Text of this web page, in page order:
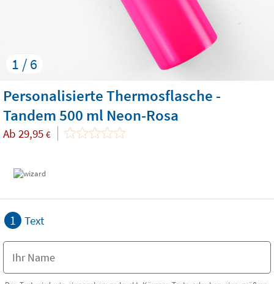
1 / 6
Personalisierte Thermosflasche -
Tandem 500 ml Neon-Rosa
Ab 29,95 €
1 Text